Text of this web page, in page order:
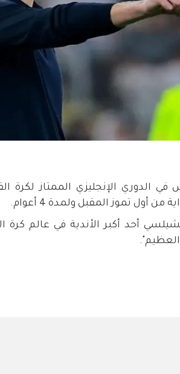
الدوري الإنجليزي الممتاز لكرة
أول تموز المقبل ولمدة 4 أعوام.
أحد أكبر الأندية في عالم كرة